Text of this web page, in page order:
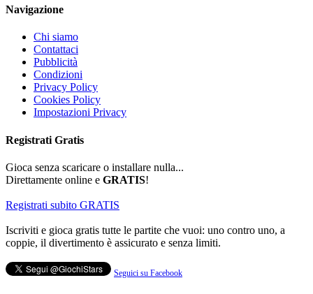
Navigazione
Chi siamo
Contattaci
Pubblicità
Condizioni
Privacy Policy
Cookies Policy
Impostazioni Privacy
Registrati Gratis
Gioca senza scaricare o installare nulla...
Direttamente online e GRATIS!
Registrati subito GRATIS
Iscriviti e gioca gratis tutte le partite che vuoi: uno contro uno, a
coppie, il divertimento è assicurato e senza limiti.
Seguici su Facebook